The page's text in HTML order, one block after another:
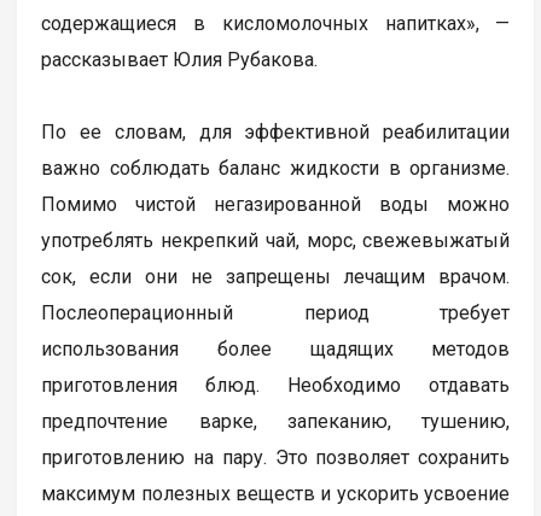
содержащиеся в кисломолочных напитках», —
рассказывает Юлия Рубакова.
По ее словам, для эффективной реабилитации
важно соблюдать баланс жидкости в организме.
Помимо чистой негазированной воды можно
употреблять некрепкий чай, морс, свежевыжатый
сок, если они не запрещены лечащим врачом.
Послеоперационный период требует
использования более щадящих методов
приготовления блюд. Необходимо отдавать
предпочтение варке, запеканию, тушению,
приготовлению на пару. Это позволяет сохранить
максимум полезных веществ и ускорить усвоение